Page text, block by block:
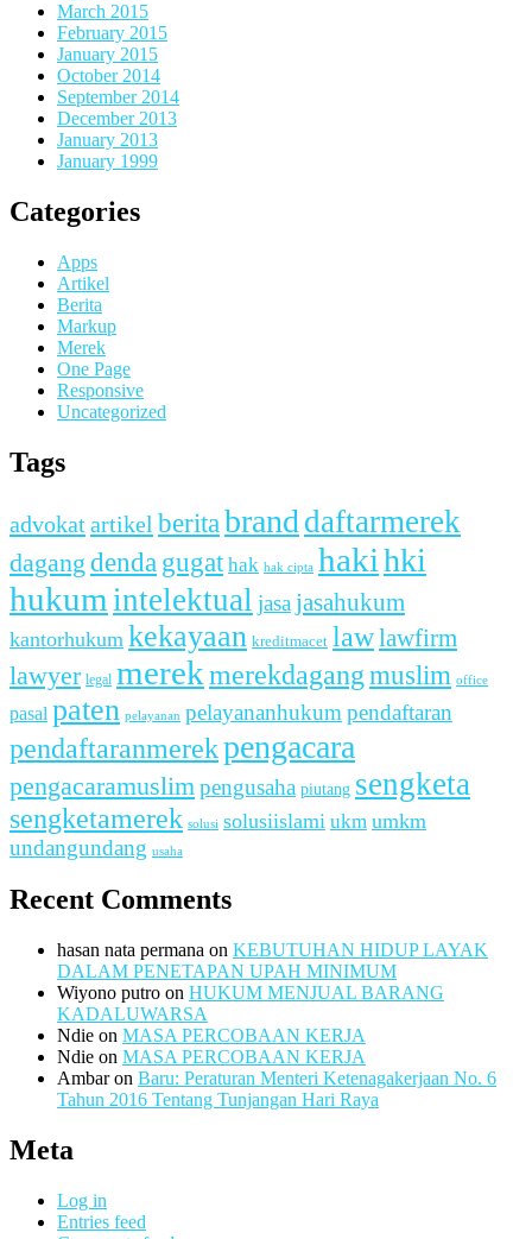
March 2015
February 2015
January 2015
October 2014
September 2014
December 2013
January 2013
January 1999
Categories
Apps
Artikel
Berita
Markup
Merek
One Page
Responsive
Uncategorized
Tags
advokat artikel beritabrand daftarmerek
dagang denda gugat hak hak cipta hakihki
hukum intelektual jasa jasahukum
kantorhukum kekayaan kreditmacet lawlawfirm
lawyer legal merekmerekdagang muslim office
pasal paten pelayanan pelayananhukum pendaftaran
pendaftaranmerekpengacara
pengacaramuslim pengusaha piutang sengketa
sengketamerek solusi solusiislami ukm umkm
undangundang usaha
Recent Comments
hasan nata permana on KEBUTUHAN HIDUP LAYAK
DALAM PENETAPAN UPAH MINIMUM
Wiyono putro on HUKUM MENJUAL BARANG
KADALUWARSA
Ndie on MASA PERCOBAAN KERJA
Ndie on MASA PERCOBAAN KERJA
Ambaron Baru: Peraturan Menteri Ketenagakerjaan No. 6
Tahun 2016 Tentang Tunjangan Hari Raya
Meta
Log in
Entries feed